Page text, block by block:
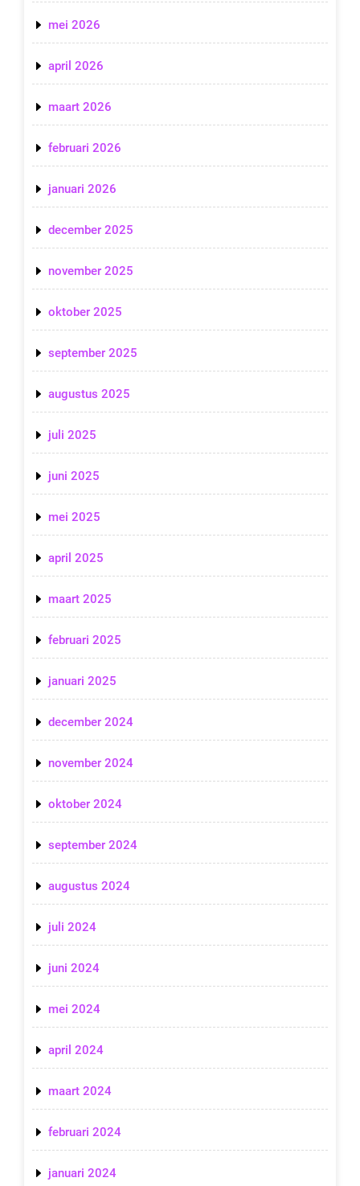
mei 2026
april 2026
maart 2026
februari 2026
januari 2026
december 2025
november 2025
oktober 2025
september 2025
augustus 2025
juli 2025
juni 2025
mei 2025
april 2025
maart 2025
februari 2025
januari 2025
december 2024
november 2024
oktober 2024
september 2024
augustus 2024
juli 2024
juni 2024
mei 2024
april 2024
maart 2024
februari 2024
januari 2024